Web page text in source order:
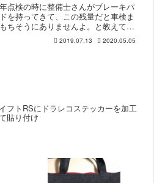
点検の時に整備士さんがブレーキパ
を持ってきて、この残量だと車検ま
ちそうにありませんよ。と教えてく
ました。まだ多分インジケーターまで
はあったように見えたのですが、見
2019.07.13 2020.05.05
フトRSにドラレコステッカーを加工
貼り付け